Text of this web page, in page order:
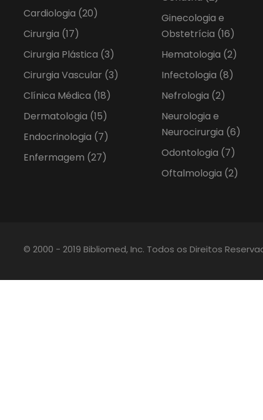
Cardiologia (20)
Cirurgia (17)
Cirurgia Plástica (3)
Cirurgia Vascular (3)
Clínica Médica (18)
Dermatologia (15)
Endocrinologia (7)
Enfermagem (27)
Ginecologia e
Obstetrícia (16)
Hematologia (2)
Infectologia (8)
Nefrologia (2)
Neurologia e
Neurocirurgia (6)
Odontologia (7)
Oftalmologia (2)
© 2000 - 2019 Bibliomed, Inc. Todos os Direitos